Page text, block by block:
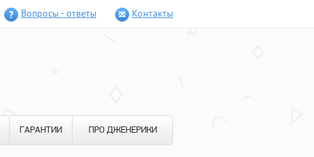
Вопросы - ответы Контакты
ГАРАНТИИ ПРО ДЖЕНЕРИКИ